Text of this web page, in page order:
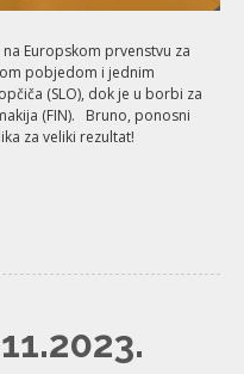
Europskom prvenstvu za
pobjedom i jednim
(SLO), dok je u borbi za
(FIN). Bruno, ponosni
za veliki rezultat!